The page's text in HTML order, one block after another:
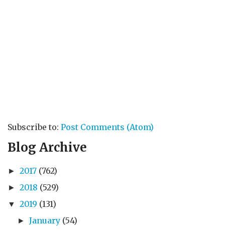
Subscribe to: Post Comments (Atom)
Blog Archive
► 2017 (762)
► 2018 (529)
▼ 2019 (131)
►January (54)